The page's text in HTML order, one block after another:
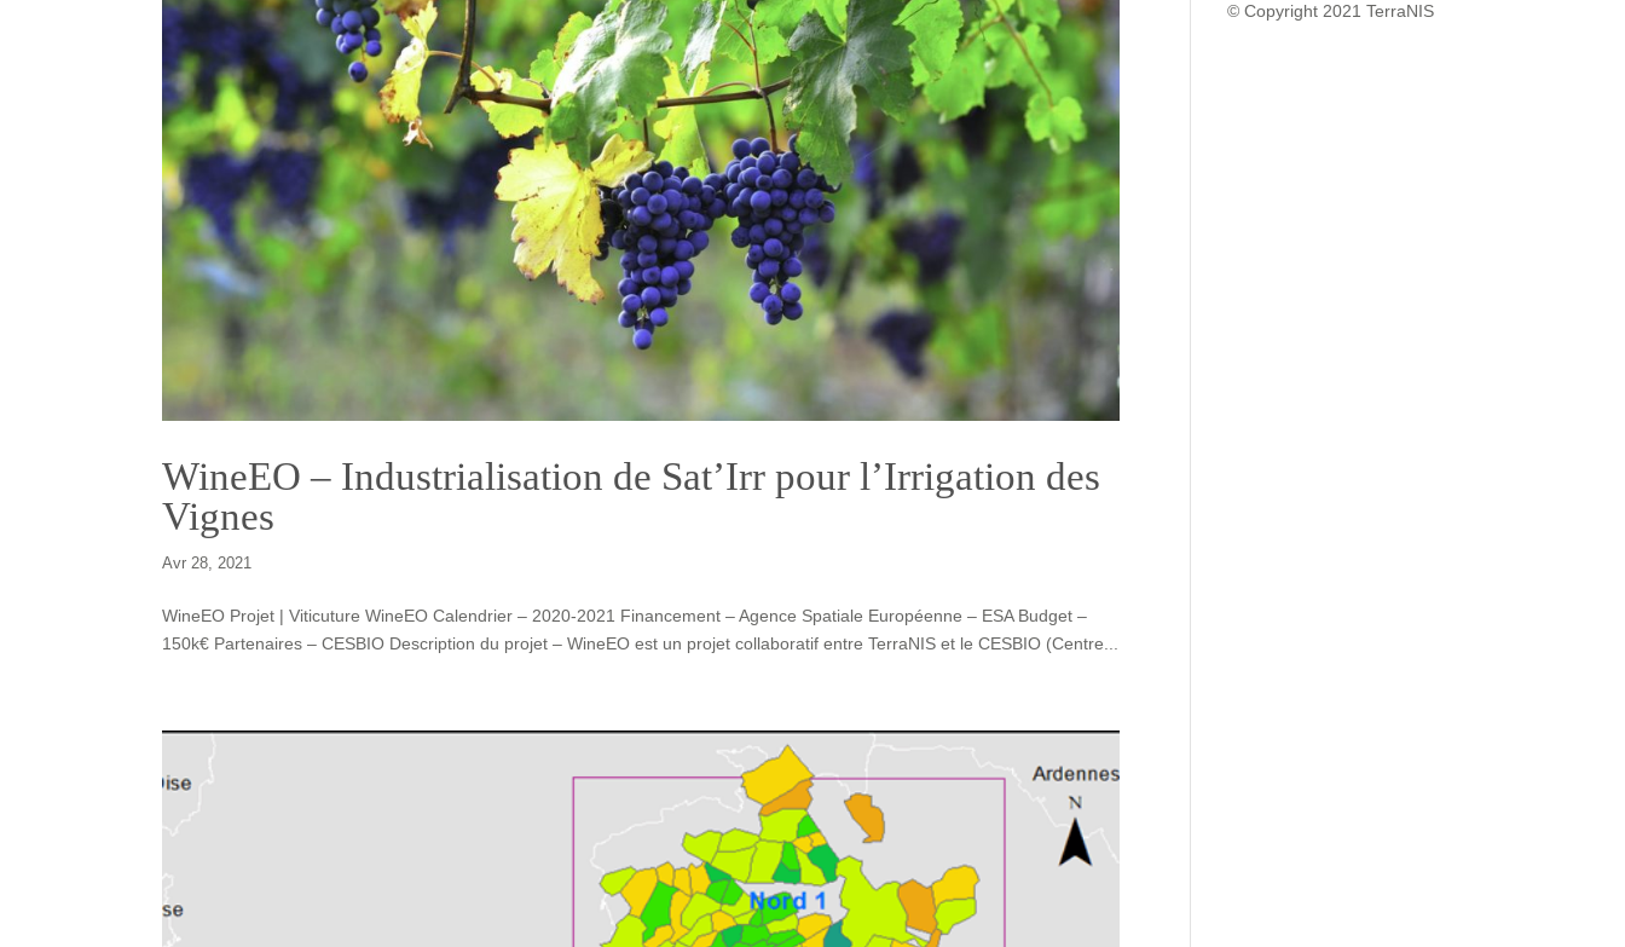
WineEO – Industrialisation de Sat’Irr pour l’Irrigation des
Vignes
Avr 28, 2021
WineEO Projet | Viticuture WineEO Calendrier – 2020-2021 Financement – Agence Spatiale Européenne – ESA Budget –
150k€ Partenaires – CESBIO Description du projet – WineEO est un projet collaboratif entre TerraNIS et le CESBIO (Centre...
© Copyright 2021 TerraNIS